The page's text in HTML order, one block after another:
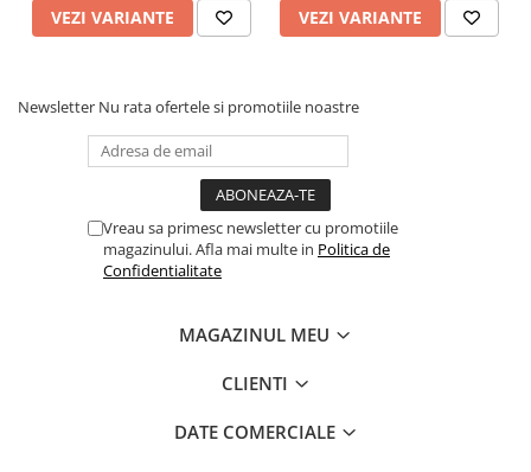
VEZI VARIANTE VEZI VARIANTE
Newsletter Nu rata ofertele si promotiile noastre
Vreau sa primesc newsletter cu promotiile
magazinului. Afla mai multe in Politica de
Confidentialitate
MAGAZINUL MEU
CLIENTI
DATE COMERCIALE